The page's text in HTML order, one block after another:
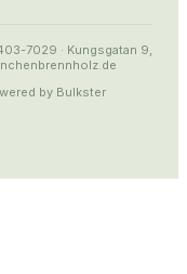
7029 · Kungsgatan 9,
by Bulkster